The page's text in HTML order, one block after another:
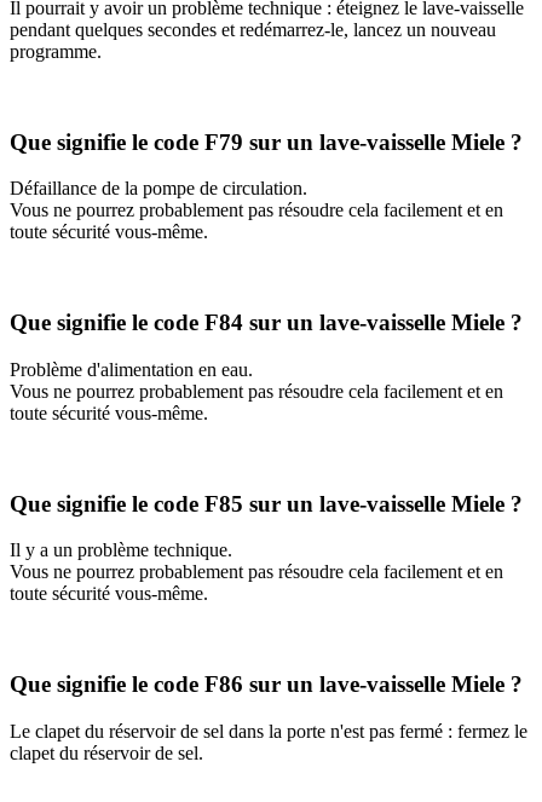
Il pourrait y avoir un problème technique : éteignez le lave-vaisselle
pendant quelques secondes et redémarrez-le, lancez un nouveau
programme.
Que signifie le code F79 sur un lave-vaisselle Miele ?
Défaillance de la pompe de circulation.
Vous ne pourrez probablement pas résoudre cela facilement et en
toute sécurité vous-même.
Que signifie le code F84 sur un lave-vaisselle Miele ?
Problème d'alimentation en eau.
Vous ne pourrez probablement pas résoudre cela facilement et en
toute sécurité vous-même.
Que signifie le code F85 sur un lave-vaisselle Miele ?
Il y a un problème technique.
Vous ne pourrez probablement pas résoudre cela facilement et en
toute sécurité vous-même.
Que signifie le code F86 sur un lave-vaisselle Miele ?
Le clapet du réservoir de sel dans la porte n'est pas fermé : fermez le
clapet du réservoir de sel.